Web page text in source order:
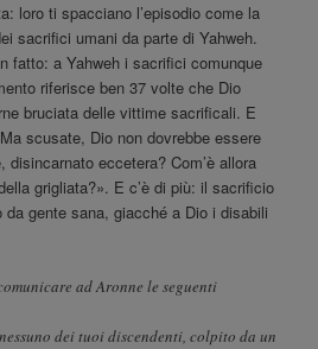
loro ti spacciano l’episodio come la
sacrifici umani da parte di Yahweh.
fatto: a Yahweh i sacrifici comunque
riferisce ben 37 volte che Dio
bruciata delle vittime sacrificali. E
scusate, Dio non dovrebbe essere
disincarnato eccetera? Com’è allora
grigliata?». E c’è di più: il sacrificio
da gente sana, giacché a Dio i disabili
ad Aronne le seguenti
dei tuoi discendenti, colpito da un